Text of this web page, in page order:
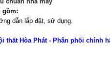
gồm:
dẫn lắp đặt, sử dụng.
thất Hòa Phát - Phân phối chính